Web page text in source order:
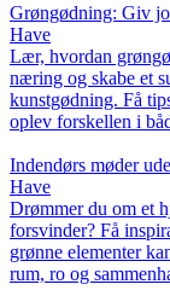
Grøngødning: Giv
Have
Lær, hvordan
næring og skabe et
kunstgødning. Få
oplev forskellen i
Indendørs møder
Have
Drømmer du om et
forsvinder? Få
grønne elementer
rum, ro og